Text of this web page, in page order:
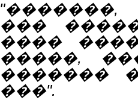
���
����
�����,
�������
���".